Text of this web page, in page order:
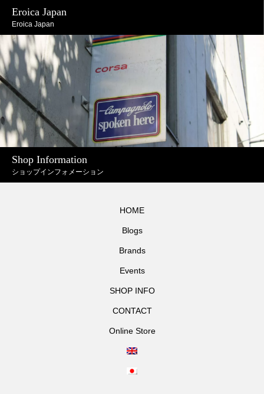
Eroica Japan
Eroica Japan
Shop Information
ショップインフォメーション
HOME
Blogs
Brands
Events
SHOP INFO
CONTACT
Online Store